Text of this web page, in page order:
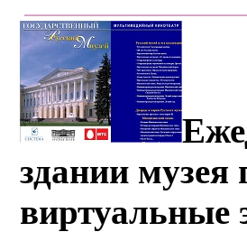
здании музея
виртуальные